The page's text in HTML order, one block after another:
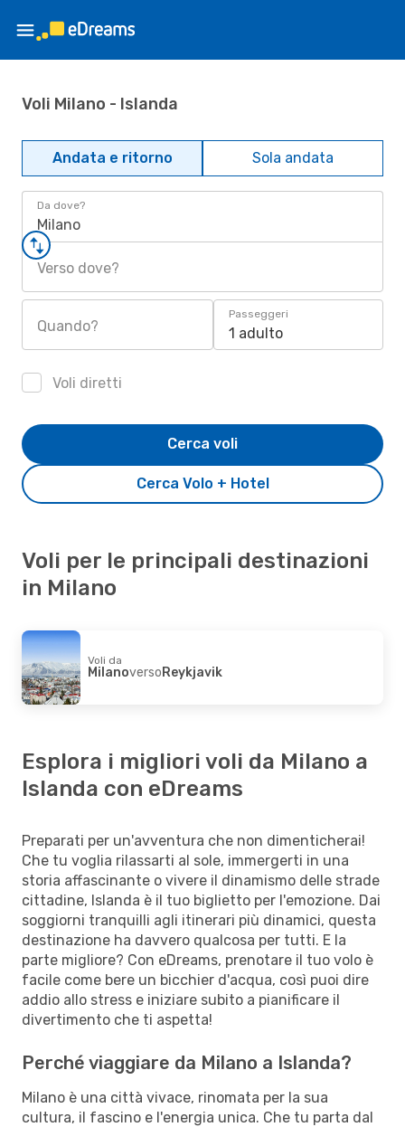
Voli Milano - Islanda
Andata e ritorno Sola andata
Da dove?
Milano
Verso dove?
Quando?
Passeggeri
1 adulto
Voli diretti
Cerca Volo + Hotel
Cerca voli
Voli per le principali destinazioni
in Milano
Voli da
MilanoversoReykjavik
Esplora i migliori voli da Milano a
Islanda con eDreams
Preparati per un'avventura che non dimenticherai!
Che tu voglia rilassarti al sole, immergerti in una
storia affascinante o vivere il dinamismo delle strade
cittadine, Islanda è il tuo biglietto per l'emozione. Dai
soggiorni tranquilli agli itinerari più dinamici, questa
destinazione ha davvero qualcosa per tutti. E la
parte migliore? Con eDreams, prenotare il tuo volo è
facile come bere un bicchier d'acqua, così puoi dire
addio allo stress e iniziare subito a pianificare il
divertimento che ti aspetta!
Perché viaggiare da Milano a Islanda?
Milano è una città vivace, rinomata per la sua
cultura, il fascino e l'energia unica. Che tu parta dal